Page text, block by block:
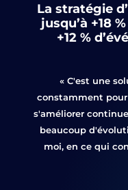
La stratégie
jusqu’à +18
+12 %
« C'est une
constamment pour
s'améliorer
beaucoup
moi, en ce qui